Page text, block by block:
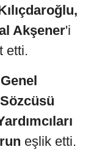
Akşener'i
etti.
eşlik etti.